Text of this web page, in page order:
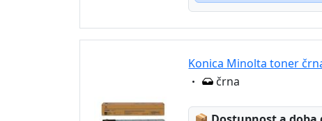
Konica Minolta toner
Eigenschaft:
črna
Lagerstatus: